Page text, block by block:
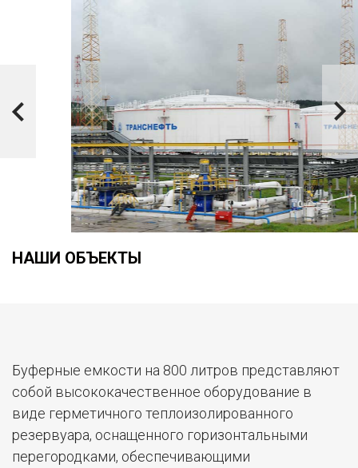
Next
НАШИ ОБЪЕКТЫ
два комбинированных водонагревателя
для одного из объектов отечественного
гиганта – ПАО «ТРАНСНЕФТЬ».